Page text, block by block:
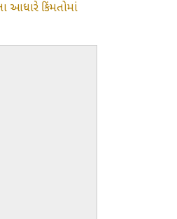
આધારે કિંમતોમાં